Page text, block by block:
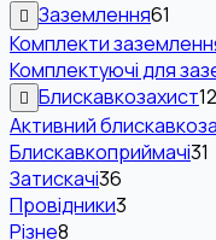
Заземлення61
Комплекти
Комплектуючі для
Блискавкозахист
Активний
Блискавкоприймачі31
Затискачі36
Провідники3
Різне8